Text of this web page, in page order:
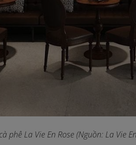
phê La Vie En Rose (Nguồn: La Vie